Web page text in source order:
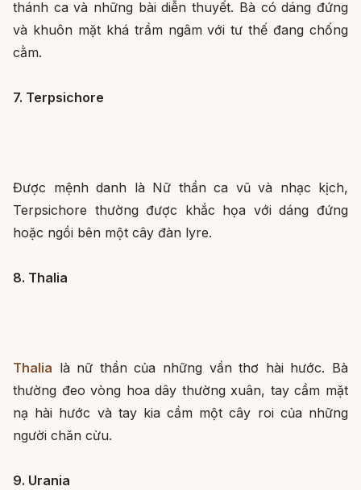
thánh ca và những bài diễn thuyết. Bà có dáng đứng
và khuôn mặt khá trầm ngâm với tư thế đang chống
cằm.
7. Terpsichore
Được mệnh danh là Nữ thần ca vũ và nhạc kịch,
Terpsichore thường được khắc họa với dáng đứng
hoặc ngồi bên một cây đàn lyre.
8. Thalia
Thalia là nữ thần của những vần thơ hài hước. Bà
thường đeo vòng hoa dây thường xuân, tay cầm mặt
nạ hài hước và tay kia cầm một cây roi của những
người chăn cừu.
9. Urania